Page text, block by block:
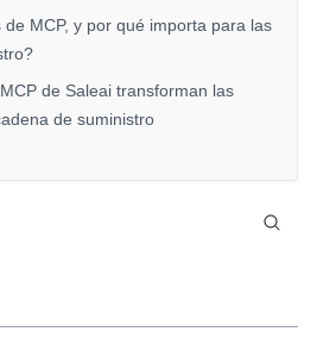
MCP, y por qué importa para las
de Saleai transforman las
de suministro
y eficiencia
por qué nuestros datos de MCP se